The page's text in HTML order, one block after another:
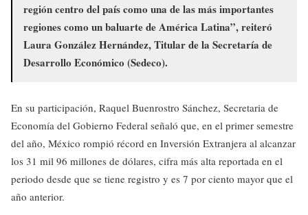
región centro del país como una de las más importantes
regiones como un baluarte de América Latina”, reiteró
Laura González Hernández, Titular de la Secretaría de
Desarrollo Económico (Sedeco).
En su participación, Raquel Buenrostro Sánchez, Secretaria de
Economía del Gobierno Federal señaló que, en el primer semestre
del año, México rompió récord en Inversión Extranjera al alcanzar
los 31 mil 96 millones de dólares, cifra más alta reportada en el
periodo desde que se tiene registro y es 7 por ciento mayor que el
año anterior.